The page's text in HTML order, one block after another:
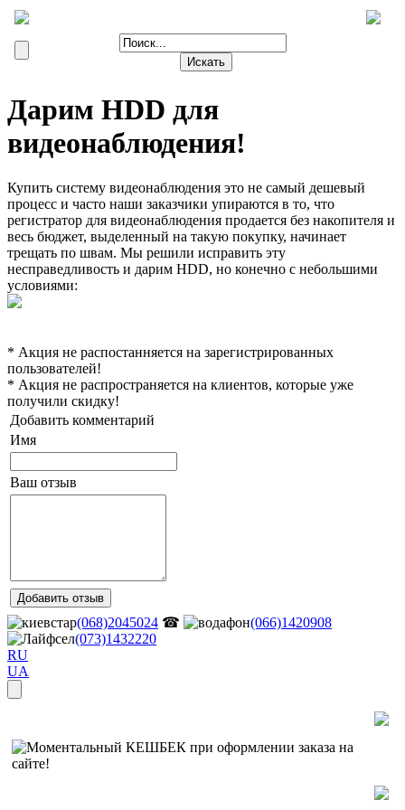
Дарим HDD для
видеонаблюдения!
Купить систему видеонаблюдения это не самый дешевый
процесс и часто наши заказчики упираются в то, что
регистратор для видеонаблюдения продается без накопителя и
весь бюджет, выделенный на такую покупку, начинает
трещать по швам. Мы решили исправить эту
несправедливость и дарим HDD, но конечно с небольшими
условиями:
* Акция не распостанняется на зарегистрированных
пользователей!
* Акция не распространяется на клиентов, которые уже
получили скидку!
Добавить комментарий
Имя
Ваш отзыв
(068)2045024 ☎
(066)1420908
(073)1432220
RU
UA